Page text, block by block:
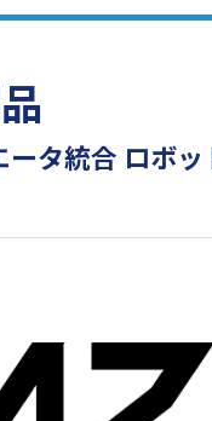
タ統合 ロボ